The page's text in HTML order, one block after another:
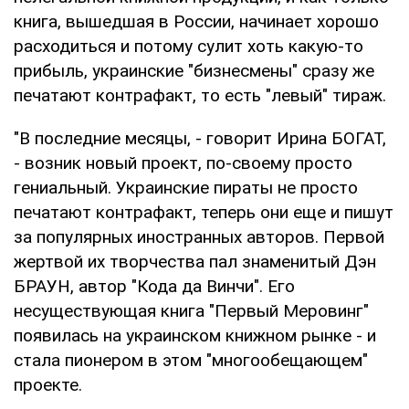
книга, вышедшая в России, начинает хорошо
расходиться и потому сулит хоть какую-то
прибыль, украинские "бизнесмены" сразу же
печатают контрафакт, то есть "левый" тираж.
"В последние месяцы, - говорит Ирина БОГАТ,
- возник новый проект, по-своему просто
гениальный. Украинские пираты не просто
печатают контрафакт, теперь они еще и пишут
за популярных иностранных авторов. Первой
жертвой их творчества пал знаменитый Дэн
БРАУН, автор "Кода да Винчи". Его
несуществующая книга "Первый Меровинг"
появилась на украинском книжном рынке - и
стала пионером в этом "многообещающем"
проекте.